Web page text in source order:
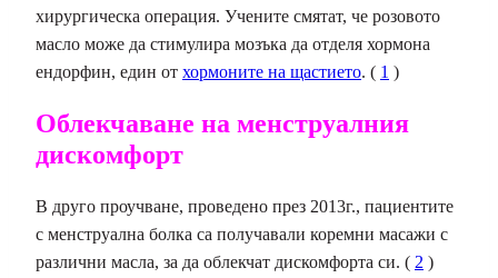
хирургическа операция. Учените смятат, че розовото
масло може да стимулира мозъка да отделя хормона
ендорфин, един от хормоните на щастието. ( 1 )
Облекчаване на менструалния
дискомфорт
В друго проучване, проведено през 2013г., пациентите
с менструална болка са получавали коремни масажи с
различни масла, за да облекчат дискомфорта си. ( 2 )